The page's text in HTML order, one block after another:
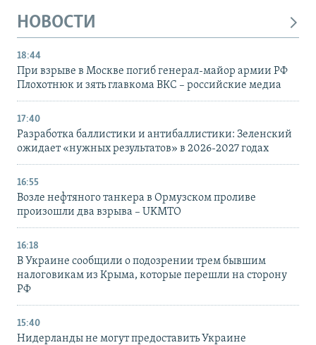
НОВОСТИ
18:44
При взрыве в Москве погиб генерал-майор армии РФ
Плохотнюк и зять главкома ВКС – российские медиа
17:40
Разработка баллистики и антибаллистики: Зеленский
ожидает «нужных результатов» в 2026-2027 годах
16:55
Возле нефтяного танкера в Ормузском проливе
произошли два взрыва – UKMTO
16:18
В Украине сообщили о подозрении трем бывшим
налоговикам из Крыма, которые перешли на сторону
РФ
15:40
Нидерланды не могут предоставить Украине